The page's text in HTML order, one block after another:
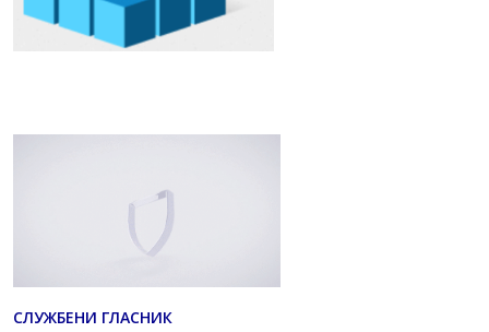
СЛУЖБЕНИ ГЛАСНИК